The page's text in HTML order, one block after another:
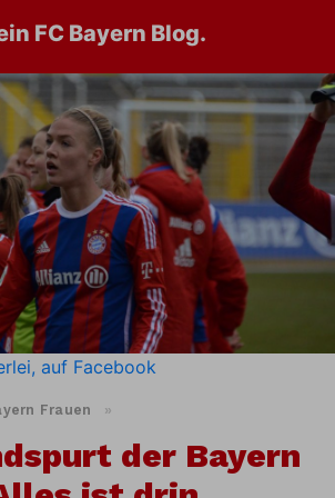
FC Bayern Blog.
auf Facebook
Frauen »
der Bayern